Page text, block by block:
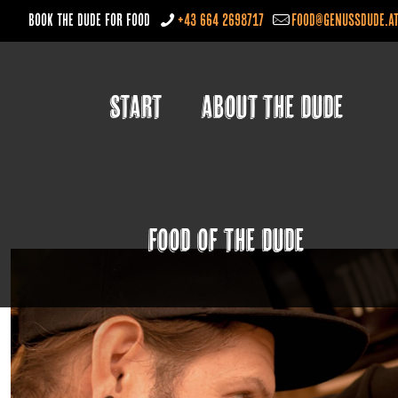
BOOK THE DUDE FOR FOOD +43 664 2698717 food@genussdude.at
START ABOUT THE DUDE
FOOD OF THE DUDE